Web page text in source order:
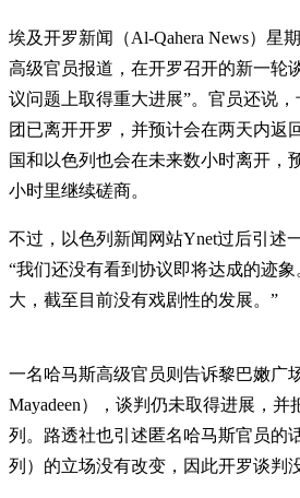
埃及开罗新闻（Al-Qahera News）星
高级官员报道，在开罗召开的新一轮
议问题上取得重大进展”。官员还说
团已离开开罗，并预计会在两天内返
国和以色列也会在未来数小时离开，
小时里继续磋商。
不过，以色列新闻网站Ynet过后引述
“我们还没有看到协议即将达成的迹
大，截至目前没有戏剧性的发展。”
一名哈马斯高级官员则告诉黎巴嫩广
Mayadeen），谈判仍未取得进展，
列。路透社也引述匿名哈马斯官员的
列）的立场没有改变，因此开罗谈判